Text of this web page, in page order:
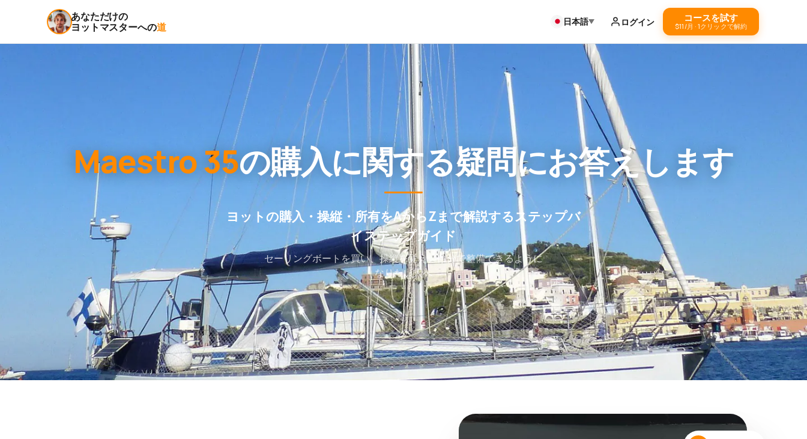
あなただけの
ヨットマスターへの道 日本語 ログイン コースを試す
$11/月 · 1クリックで解約
Maestro 35の購入に関する疑問にお答えします
ヨットの購入・操縦・所有をAからZまで解説するステップバ
イステップガイド
セーリングボートを買い、操縦を覚え、自分で整備できるように
なりたい人へ